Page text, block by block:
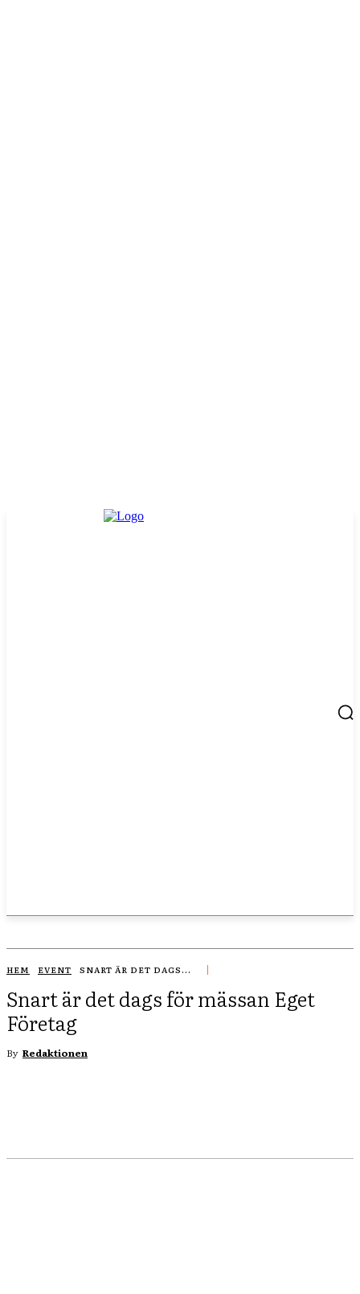
HEM EVENT SNART ÄR DET DAGS...
Snart är det dags för mässan Eget
Företag
By Redaktionen